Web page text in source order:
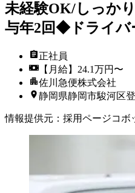
未経験OK/しっか
与年2回◆ドライバ
正社員
【月給】24.1万円〜
佐川急便株式会社
静岡県静岡市駿河区
情報提供元 ： 採用ページコボ